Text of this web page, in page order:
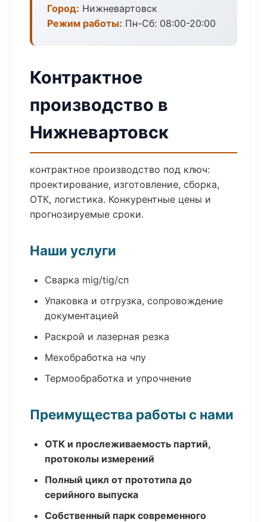
Город: Нижневартовск
Режим работы: Пн-Сб: 08:00-20:00
Контрактное
производство в
Нижневартовск
контрактное производство под ключ:
проектирование, изготовление, сборка,
ОТК, логистика. Конкурентные цены и
прогнозируемые сроки.
Наши услуги
Сварка mig/tig/сп
Упаковка и отгрузка, сопровождение
документацией
Раскрой и лазерная резка
Мехобработка на чпу
Термообработка и упрочнение
Преимущества работы с нами
ОТК и прослеживаемость партий,
протоколы измерений
Полный цикл от прототипа до
серийного выпуска
Собственный парк современного